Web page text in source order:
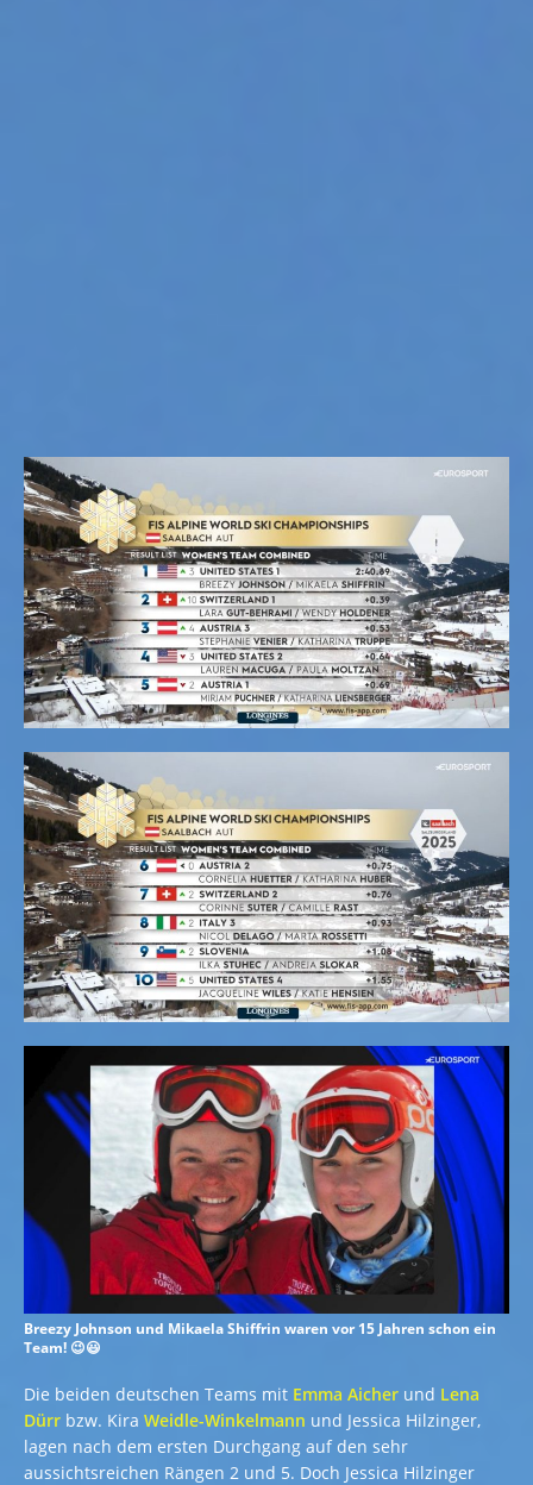
Breezy Johnson und Mikaela Shiffrin waren vor 15 Jahren schon ein
Team! 😉😃
Die beiden deutschen Teams mit Emma Aicher und Lena
Dürr bzw. Kira Weidle-Winkelmann und Jessica Hilzinger,
lagen nach dem ersten Durchgang auf den sehr
aussichtsreichen Rängen 2 und 5. Doch Jessica Hilzinger